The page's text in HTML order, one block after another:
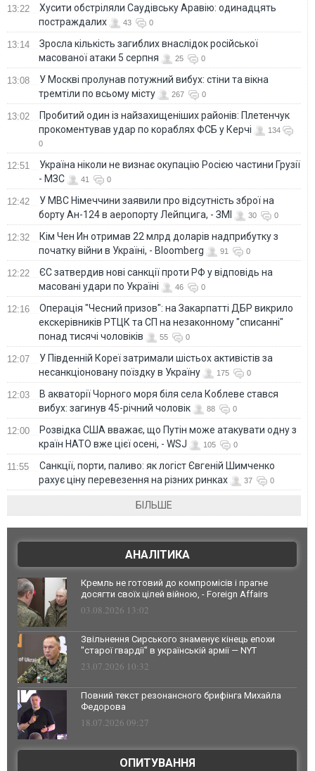
13:22
Хусити обстріляли Саудівську Аравію: одинадцять
постраждалих
43 0
13:14
Зросла кількість загиблих внаслідок російської
масованої атаки 5 серпня
25 0
13:08
У Москві пролунав потужний вибух: стіни та вікна
тремтіли по всьому місту
267 0
13:02
Пробитий один із найзахищеніших районів: Плетенчук
прокоментував удар по кораблях ФСБ у Керчі
134
0
12:51
Україна ніколи не визнає окупацію Росією частини Грузії
- МЗС
41 0
12:42
У МВС Німеччини заявили про відсутність зброї на
борту Ан-124 в аеропорту Лейпцига, - ЗМІ
30 0
12:32
Кім Чен Ин отримав 22 млрд доларів надприбутку з
початку війни в Україні, - Bloomberg
91 0
12:22
ЄС затвердив нові санкції проти РФ у відповідь на
масовані удари по Україні
46 0
12:16
Операція "Чесний призов": на Закарпатті ДБР викрило
екскерівників РТЦК та СП на незаконному "списанні"
понад тисячі чоловіків
55 0
12:07
У Південній Кореї затримали шістьох активістів за
несанкціоновану поїздку в Україну
175 0
12:03
В акваторії Чорного моря біля села Коблеве стався
вибух: загинув 45-річний чоловік
88 0
12:00
Розвідка США вважає, що Путін може атакувати одну з
країн НАТО вже цієї осені, - WSJ
105 0
11:55
Санкції, порти, паливо: як логіст Євгеній Шимченко
рахує ціну перевезення на різних ринках
37 0
БІЛЬШЕ
АНАЛІТИКА
Кремль не готовий до компромісів і прагне
досягти своїх цілей війною, - Foreign Affairs
03.08.2026 13:02
Звільнення Сирського знаменує кінець епохи
"старої гвардії" в українській армії — NYT
23.07.2026 10:32
Повний текст резонансного брифінга Михайла
Федорова
18.07.2026 09:27
ОПИТУВАННЯ